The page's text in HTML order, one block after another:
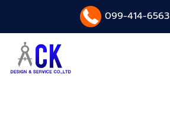
099-414-6563